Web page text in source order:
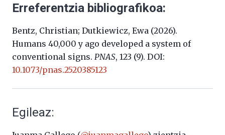
Erreferentzia bibliografikoa:
Bentz, Christian; Dutkiewicz, Ewa (2026).
Humans 40,000 y ago developed a system of
conventional signs. PNAS, 123 (9). DOI:
10.1073/pnas.2520385123
Egileaz: